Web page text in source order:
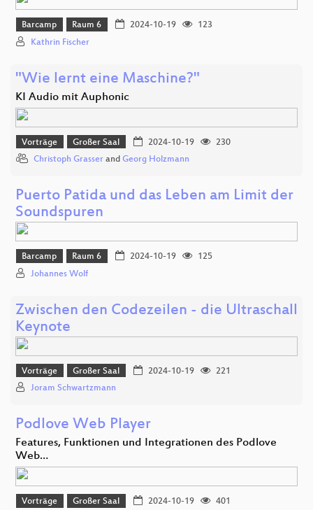
Barcamp Raum 6 2024-10-19
123
Kathrin Fischer
"Wie lernt eine Maschine?"
KI Audio mit Auphonic
Vorträge Großer Saal 2024-10-19
230
Christoph Grasser and Georg Holzmann
Puerto Patida und das Leben am Limit der
Soundspuren
Barcamp Raum 6 2024-10-19
125
Johannes Wolf
Zwischen den Codezeilen - die Ultraschall
Keynote
Vorträge Großer Saal 2024-10-19
221
Joram Schwartzmann
Podlove Web Player
Features, Funktionen und Integrationen des Podlove
Web…
Vorträge Großer Saal 2024-10-19
401